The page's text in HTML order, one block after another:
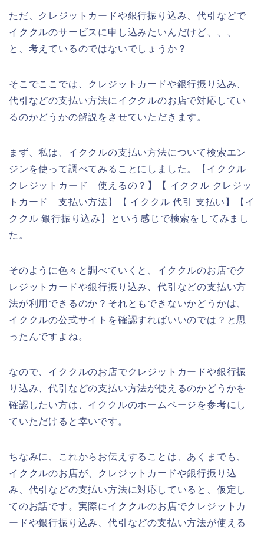
ただ、クレジットカードや銀行振り込み、代引などで
イククルのサービスに申し込みたいんだけど、、、
と、考えているのではないでしょうか？
そこでここでは、クレジットカードや銀行振り込み、
代引などの支払い方法にイククルのお店で対応してい
るのかどうかの解説をさせていただきます。
まず、私は、イククルの支払い方法について検索エン
ジンを使って調べてみることにしました。【イククル
クレジットカード 使えるの？】【 イククル クレジッ
トカード 支払い方法】【 イククル 代引 支払い】【イ
ククル 銀行振り込み】という感じで検索をしてみまし
た。
そのように色々と調べていくと、イククルのお店でク
レジットカードや銀行振り込み、代引などの支払い方
法が利用できるのか？それともできないかどうかは、
イククルの公式サイトを確認すればいいのでは？と思
ったんですよね。
なので、イククルのお店でクレジットカードや銀行振
り込み、代引などの支払い方法が使えるのかどうかを
確認したい方は、イククルのホームページを参考にし
ていただけると幸いです。
ちなみに、これからお伝えすることは、あくまでも、
イククルのお店が、クレジットカードや銀行振り込
み、代引などの支払い方法に対応していると、仮定し
てのお話です。実際にイククルのお店でクレジットカ
ードや銀行振り込み、代引などの支払い方法が使える